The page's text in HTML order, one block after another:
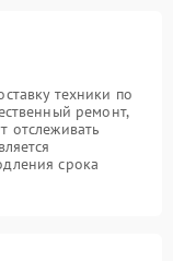
техники по
ремонт,
отслеживать
срока